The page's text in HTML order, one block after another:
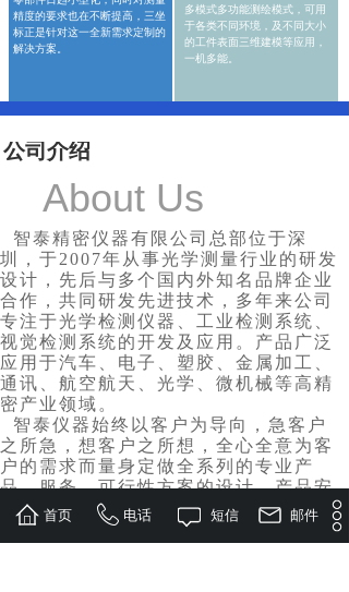
精度的要求也在不断提高，三坐
标正是针对这一全新需求定制的
解决方案。
多模式多功能测绘模式，可用
于各类不同环境，及不同大小
的工件表面三维建模等应用，
一机多能。
公司介绍
About Us
智泰精密仪器有限公司总部位于深
圳，于2007年从事光学测量行业的研发
设计，先后与多个国内外知名品牌企业
合作，共同研发先进技术，多年来公司
专注于光学检测仪器、工业检测系统、
视觉检测系统的开发及应用。产品广泛
应用于汽车、电子、塑胶、金属加工、
通讯、航空航天、光学、微机械等高精
密产业领域。
智泰仪器始终以客户为导向，急客户
之所急，想客户之所想，全心全意为客
户的需求而量身定做全系列的专业产
品、服务，可行性方案的设计、产品安
装使用、调试、售后维护。
凭借多年的技术经验积累和二千多
家客户的行业经验积累，在解决实际测
夏日漂流
Travel creative
首页 电话 短信 邮件